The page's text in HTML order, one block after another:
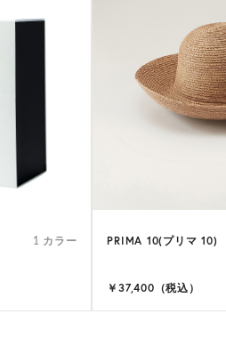
1 カラー PRIMA 10(プリマ 10)
￥37,400（税込）